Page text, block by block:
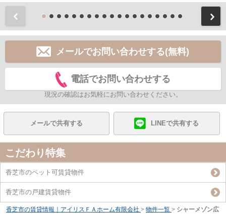
メールでお問い合わせする(無料)
電話でお問い合わせする
現況の確認はお気軽にお問い合わせください。
メールで共有する LINEで共有する
こだわり特集
香芝市のペット可賃貸物件
香芝市の戸建賃貸物件
香芝市の賃貸情報｜アイリスＦＡホーム有限会社 > 物件一覧 > シャーメゾン広